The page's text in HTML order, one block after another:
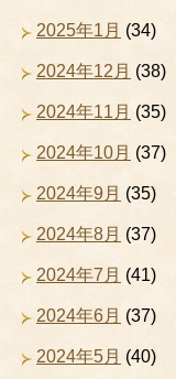
2025年1月 (34)
2024年12月 (38)
2024年11月 (35)
2024年10月 (37)
2024年9月 (35)
2024年8月 (37)
2024年7月 (41)
2024年6月 (37)
2024年5月 (40)